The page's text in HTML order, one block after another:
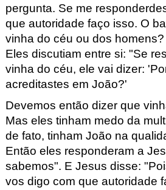
pergunta. Se me
que autoridade faço isso. O
vinha do céu ou dos homens?
Eles discutiam entre si: "Se
vinha do céu, ele vai dizer:
acreditastes em João?'
Devemos então dizer que
Mas eles tinham medo da
de fato, tinham João na
Então eles responderam a
sabemos". E Jesus disse:
vos digo com que autoridade